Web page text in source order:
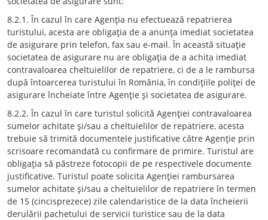
8.2.1. În cazul în care Agenţia nu efectuează repatrierea
turistului, acesta are obligaţia de a anunţa imediat societatea
de asigurare prin telefon, fax sau e-mail. În această situaţie
societatea de asigurare nu are obligaţia de a achita imediat
contravaloarea cheltuielilor de repatriere, ci de a le rambursa
după întoarcerea turistului în România, în condiţiile poliţei de
asigurare încheiate între Agenţie şi societatea de asigurare.
8.2.2. În cazul în care turistul solicită Agenţiei contravaloarea
sumelor achitate şi/sau a cheltuielilor de repatriere, acesta
trebuie să trimită documentele justificative către Agenţie prin
scrisoare recomandată cu confirmare de primire. Turistul are
obligaţia să păstreze fotocopii de pe respectivele documente
justificative. Turistul poate solicita Agenţiei rambursarea
sumelor achitate şi/sau a cheltuielilor de repatriere în termen
de 15 (cincisprezece) zile calendaristice de la data încheierii
derulării pachetului de servicii turistice sau de la data